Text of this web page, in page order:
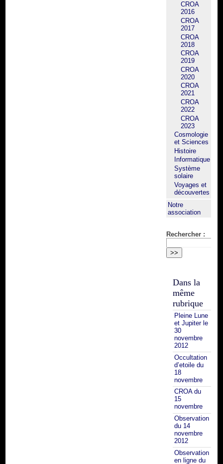
CROA
2016
CROA
2017
CROA
2018
CROA
2019
CROA
2020
CROA
2021
CROA
2022
CROA
2023
Cosmologie
et Sciences
Histoire
Informatique
Système
solaire
Voyages et
découvertes
Notre
association
Rechercher :
Dans la
même
rubrique
Pleine Lune
et Jupiter le
30
novembre
2012
Occultation
d’etoile du
18
novembre
CROA du
15
novembre
Observation
du 14
novembre
2012
Observation
en ligne du